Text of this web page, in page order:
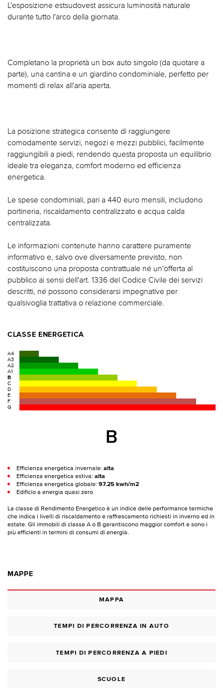
L'esposizione estsudovest assicura luminosità naturale
durante tutto l'arco della giornata.
Completano la proprietà un box auto singolo (da quotare a
parte), una cantina e un giardino condominiale, perfetto per
momenti di relax all'aria aperta.
La posizione strategica consente di raggiungere
comodamente servizi, negozi e mezzi pubblici, facilmente
raggiungibili a piedi, rendendo questa proposta un equilibrio
ideale tra eleganza, comfort moderno ed efficienza
energetica.
Le spese condominiali, pari a 440 euro mensili, includono
portineria, riscaldamento centralizzato e acqua calda
centralizzata.
Le informazioni contenute hanno carattere puramente
informativo e, salvo ove diversamente previsto, non
costituiscono una proposta contrattuale né un'offerta al
pubblico ai sensi dell'art. 1336 del Codice Civile dei servizi
descritti, né possono considerarsi impegnative per
qualsivoglia trattativa o relazione commerciale.
CLASSE ENERGETICA
A4
A3
A2
A1
B
C
D
E
F
G
B
Efficienza energetica invernale: alta
Efficienza energetica estiva: alta
Efficienza energetica globale: 97.25 kwh/m2
Edificio a energia quasi zero
La classe di Rendimento Energetico è un indice delle performance termiche
che indica i livelli di riscaldamento e raffrescamento richiesti in inverno ed in
estate. Gli immobili di classe A o B garantiscono maggior comfort e sono i
più efficienti in termini di consumi di energia.
MAPPE
MAPPA
TEMPI DI PERCORRENZA IN AUTO
TEMPI DI PERCORRENZA A PIEDI
SCUOLE